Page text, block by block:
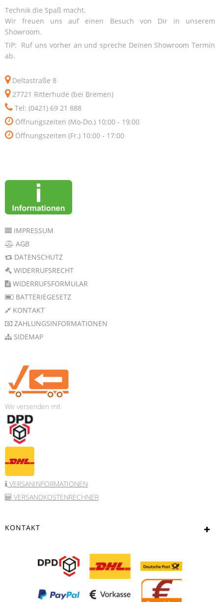
Technik die Spaß macht.
Wir freuen uns auf einen Besuch von Dir in unserem
Showroom.
TIP: Ruf uns vorher an und spreche Deinen Showroom Termin
ab.
Deltastraße 8
27721 Ritterhude (bei Bremen)
Tel: (0421) 69 21 888
Öffnungszeiten (Mo-Do.) 10:00 - 19:00
Öffnungszeiten (Fr.) 10:00 - 17:00
IMPRESSUM
AGB
DATENSCHUTZ
WIDERRUFSRECHT
WIDERRUFSFORMULAR
BATTERIEGESETZ
KONTAKT
ZAHLUNGSINFORMATIONEN
SIDEMAP
Wir versenden mit
VERSANINFORMATIONEN
VERSANDKOSTENRECHNER
KONTAKT